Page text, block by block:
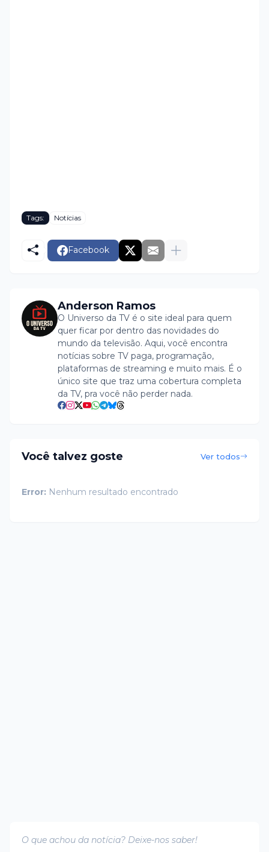
Tags: Notícias
Facebook
Anderson Ramos
O Universo da TV é o site ideal para quem
quer ficar por dentro das novidades do
mundo da televisão. Aqui, você encontra
notícias sobre TV paga, programação,
plataformas de streaming e muito mais. É o
único site que traz uma cobertura completa
da TV, pra você não perder nada.
Você talvez goste Ver todos
Error: Nenhum resultado encontrado
O que achou da notícia? Deixe-nos saber!